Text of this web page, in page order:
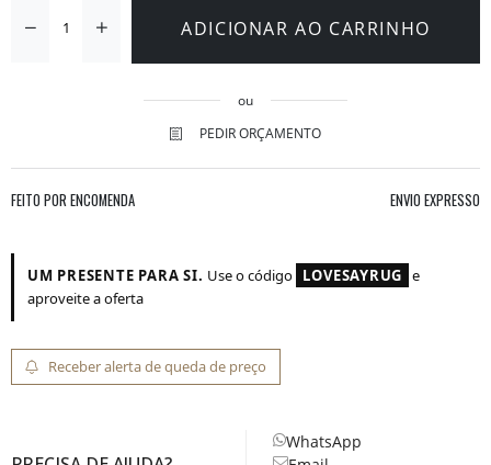
ADICIONAR AO CARRINHO
ou
PEDIR ORÇAMENTO
FEITO POR ENCOMENDA ENVIO EXPRESSO
UM PRESENTE PARA SI. Use o código LOVESAYRUG e
aproveite a oferta
Receber alerta de queda de preço
WhatsApp